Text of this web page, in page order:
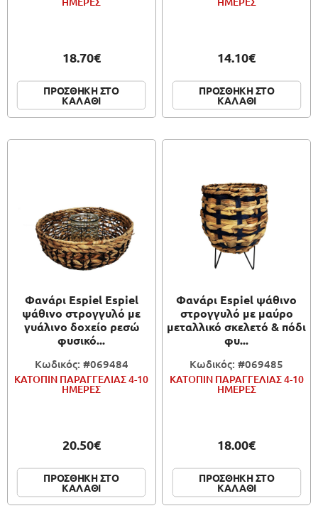
18.70€
ΠΡΟΣΘΗΚΗ ΣΤΟ
ΚΑΛΑΘΙ
14.10€
ΠΡΟΣΘΗΚΗ ΣΤΟ
ΚΑΛΑΘΙ
Φανάρι Espiel Espiel
ψάθινο στρογγυλό με
γυάλινο δοχείο ρεσώ
φυσικό...
Κωδικός: #069484
ΚΑΤΟΠΙΝ ΠΑΡΑΓΓΕΛΙΑΣ 4-10
ΗΜΕΡΕΣ
20.50€
ΠΡΟΣΘΗΚΗ ΣΤΟ
ΚΑΛΑΘΙ
Φανάρι Espiel ψάθινο
στρογγυλό με μαύρο
μεταλλικό σκελετό & πόδι
φυ...
Κωδικός: #069485
ΚΑΤΟΠΙΝ ΠΑΡΑΓΓΕΛΙΑΣ 4-10
ΗΜΕΡΕΣ
18.00€
ΠΡΟΣΘΗΚΗ ΣΤΟ
ΚΑΛΑΘΙ